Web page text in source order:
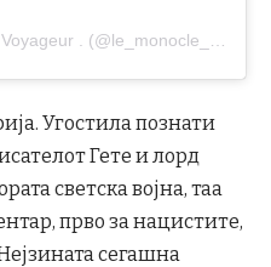
A post shared by Le Monocle Voyageur . (@le_monocle_voyageur)
Угостила познати
Гете и лорд
светска војна, таа
прво за нацистите,
сегашна